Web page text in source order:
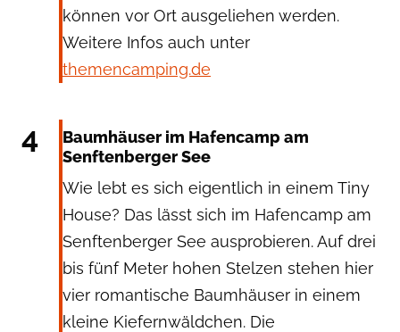
können vor Ort ausgeliehen werden.
Weitere Infos auch unter
themencamping.de
4
Baumhäuser im Hafencamp am
Senftenberger See
Wie lebt es sich eigentlich in einem Tiny
House? Das lässt sich im Hafencamp am
Senftenberger See ausprobieren. Auf drei
bis fünf Meter hohen Stelzen stehen hier
vier romantische Baumhäuser in einem
kleine Kiefernwäldchen. Die